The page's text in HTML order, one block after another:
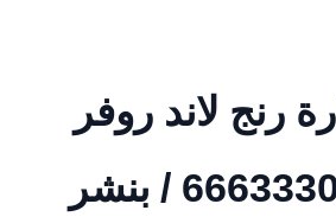
رنج لاند روفر
الكويت / 66633305 / بنشر